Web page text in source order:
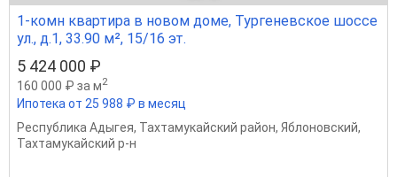
1-комн квартира в новом доме, Тургеневское шоссе
ул., д.1, 33.90 м², 15/16 эт.
5 424 000 ₽
160 000 ₽ за м2
Ипотека от 25 988 ₽ в месяц
Республика Адыгея, Тахтамукайский район, Яблоновский,
Тахтамукайский р-н